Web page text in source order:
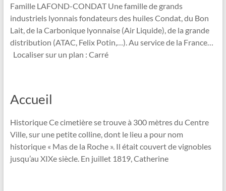
Famille LAFOND-CONDAT Une famille de grands
industriels lyonnais fondateurs des huiles Condat, du Bon
Lait, de la Carbonique lyonnaise (Air Liquide), de la grande
distribution (ATAC, Felix Potin,…). Au service de la France…
Localiser sur un plan : Carré
Accueil
Historique Ce cimetière se trouve à 300 mètres du Centre
Ville, sur une petite colline, dont le lieu a pour nom
historique « Mas de la Roche ». Il était couvert de vignobles
jusqu’au XIXe siècle. En juillet 1819, Catherine